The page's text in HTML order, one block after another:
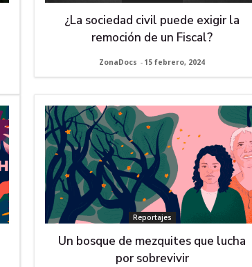
¿La sociedad civil puede exigir la
remoción de un Fiscal?
ZonaDocs - 15 febrero, 2024
Reportajes
Un bosque de mezquites que lucha
por sobrevivir